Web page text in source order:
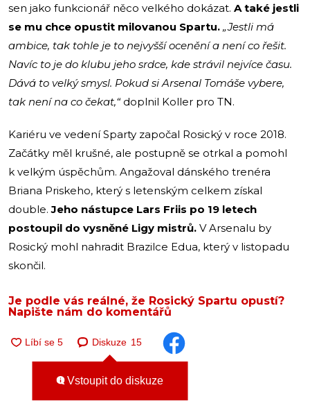
sen jako funkcionář něco velkého dokázat. A také jestli
se mu chce opustit milovanou Spartu. „Jestli má
ambice, tak tohle je to nejvyšší ocenění a není co řešit.
Navíc to je do klubu jeho srdce, kde strávil nejvíce času.
Dává to velký smysl. Pokud si Arsenal Tomáše vybere,
tak není na co čekat,“doplnil Koller pro TN.
Kariéru ve vedení Sparty započal Rosický v roce 2018.
Začátky měl krušné, ale postupně se otrkal a pomohl
k velkým úspěchům. Angažoval dánského trenéra
Briana Priskeho, který s letenským celkem získal
double.Jeho nástupce Lars Friis po 19 letech
postoupil do vysněné Ligy mistrů. V Arsenalu by
Rosický mohl nahradit Brazilce Edua, který v listopadu
skončil.
Je podle vás reálné, že Rosický Spartu opustí?
Napište nám do komentářů
Diskuze 15
Vstoupit do diskuze